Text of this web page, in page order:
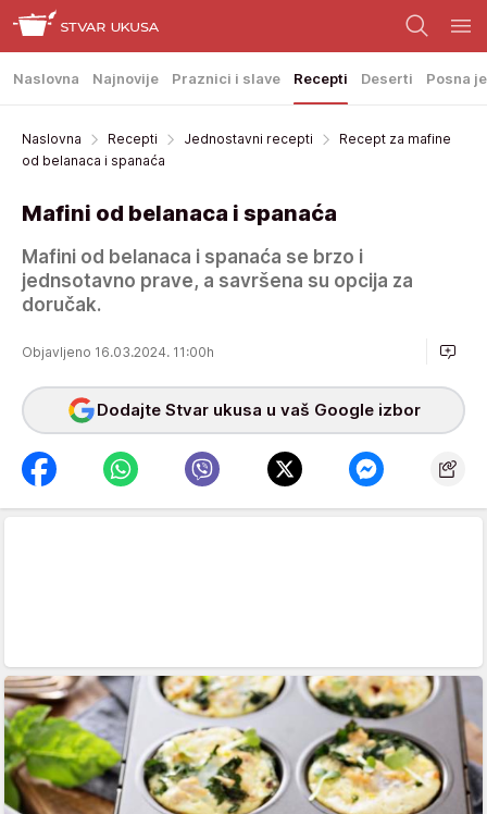
Naslovna Najnovije Praznici i slave Recepti Deserti Posna
Naslovna Recepti Jednostavni recepti
Recept za mafine
od belanaca i spanaća
Mafini od belanaca i spanaća
Mafini od belanaca i spanaća se brzo i
jednsotavno prave, a savršena su opcija za
doručak.
Objavljeno 16.03.2024. 11:00h
Dodajte Stvar ukusa u vaš Google izbor